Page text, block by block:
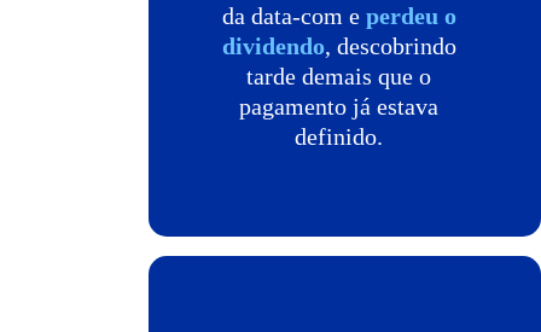
da data-com e perdeu o
dividendo, descobrindo
tarde demais que o
pagamento já estava
definido.